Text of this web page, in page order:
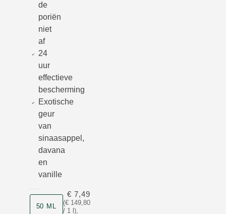
de
poriën
niet
af
24
uur
effectieve
bescherming
Exotische
geur
van
sinaasappel,
davana
en
vanille
50 ML
(€ 149,80
/ 1 l),
€ 7,49